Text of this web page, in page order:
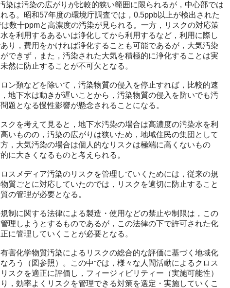
染は汚染の広がりが比較的狭い範囲に限られるが，中心部では
る。昭和57年度の環境庁調査では，0.5ppb以上が検出された
数十ppmと高濃度の汚染が見られる。一方，リスクの対応策
を利用するあるいは浄化してから利用するなど，利用に際し
り，費用をかければ浄化することも可能であるが，大気汚染
できず，また，汚染された大気を積極的に浄化することは実
然に防止することが不可欠となる。
ン類などを除いて，汚染物質の侵入を停止すれば，比較的速
地下水は動きが遅いことから，汚染物質の侵入を防いでも汚
題となる慢性影響が懸念されることになる。
クを考えて見ると，地下水汚染の場合は高濃度の汚染水を利
いものの，汚染の広がりは狭いため，地域住民の集団として
，大気汚染の場合は個人的なリスクは極端に高くないもの
に大きくなるものと考えられる。
スメディア汚染のリスクを管理していくためには，従来の規
質ごとに対応していたのでは，リスクを適切に防止すること
の管理が必要となる。
制に関する法律による製造・使用などの禁止や制限は，この
理しようとするものであるが，この法律の下で許可された化
に管理していくことが必要となる。
害化学物質汚染によるリスクの総合的な評価に基づく地域化
ろう（図参照）。この中では，様々な人間活動によるクロス
スクを適正に評価し，フィージィビリティー（実施可能性）
，効率よくリスクを管理できる対策を選定・実施していくこ